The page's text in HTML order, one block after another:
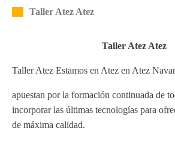
Taller Atez Atez
Taller Atez Atez
Taller Atez Estamos en Atez en Atez
apuestan por la formación continuada de
incorporar las últimas tecnologías para
de máxima calidad.